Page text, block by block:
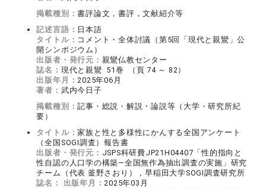
掲載種別：書評論文，書評，文献紹介等
記述言語： 日本語
タイトル： コメント・全体討議（第5回「現代と親鸞」公
開シンポジウム）
出版者・発行元： 親鸞仏教センター
誌名： 現代と親鸞 51巻 （頁 74 ～ 82）
出版年月：2025年06月
著者： 武内今日子
掲載種別：記事・総説・解説・論説等（大学・研究所紀
要）
タイトル：家族と性と多様性にかんする全国アンケート
（全国SOGI調査）報告書
出版者・発行元： JSPS科研費JP21H04407「性的指向と
性自認の人口学の構築―全国無作為抽出調査の実施」研究
チーム（代表 釜野さおり），早稲田大学SOGI調査研究所
誌名：
出版年月：2025年03月